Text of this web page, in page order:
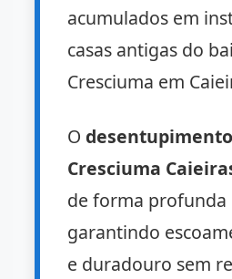
acumulados em
casas antigas do
Cresciuma em
O
Cresciuma
de forma profunda
garantindo
e duradouro sem